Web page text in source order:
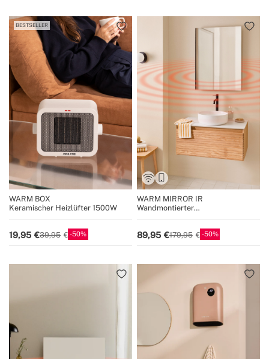
BESTSELLER
WARM BOX
Keramischer Heizlüfter 1500W
19,95 39,95 50
WARM MIRROR IR
Wandmontierter
89,95 179,95 50